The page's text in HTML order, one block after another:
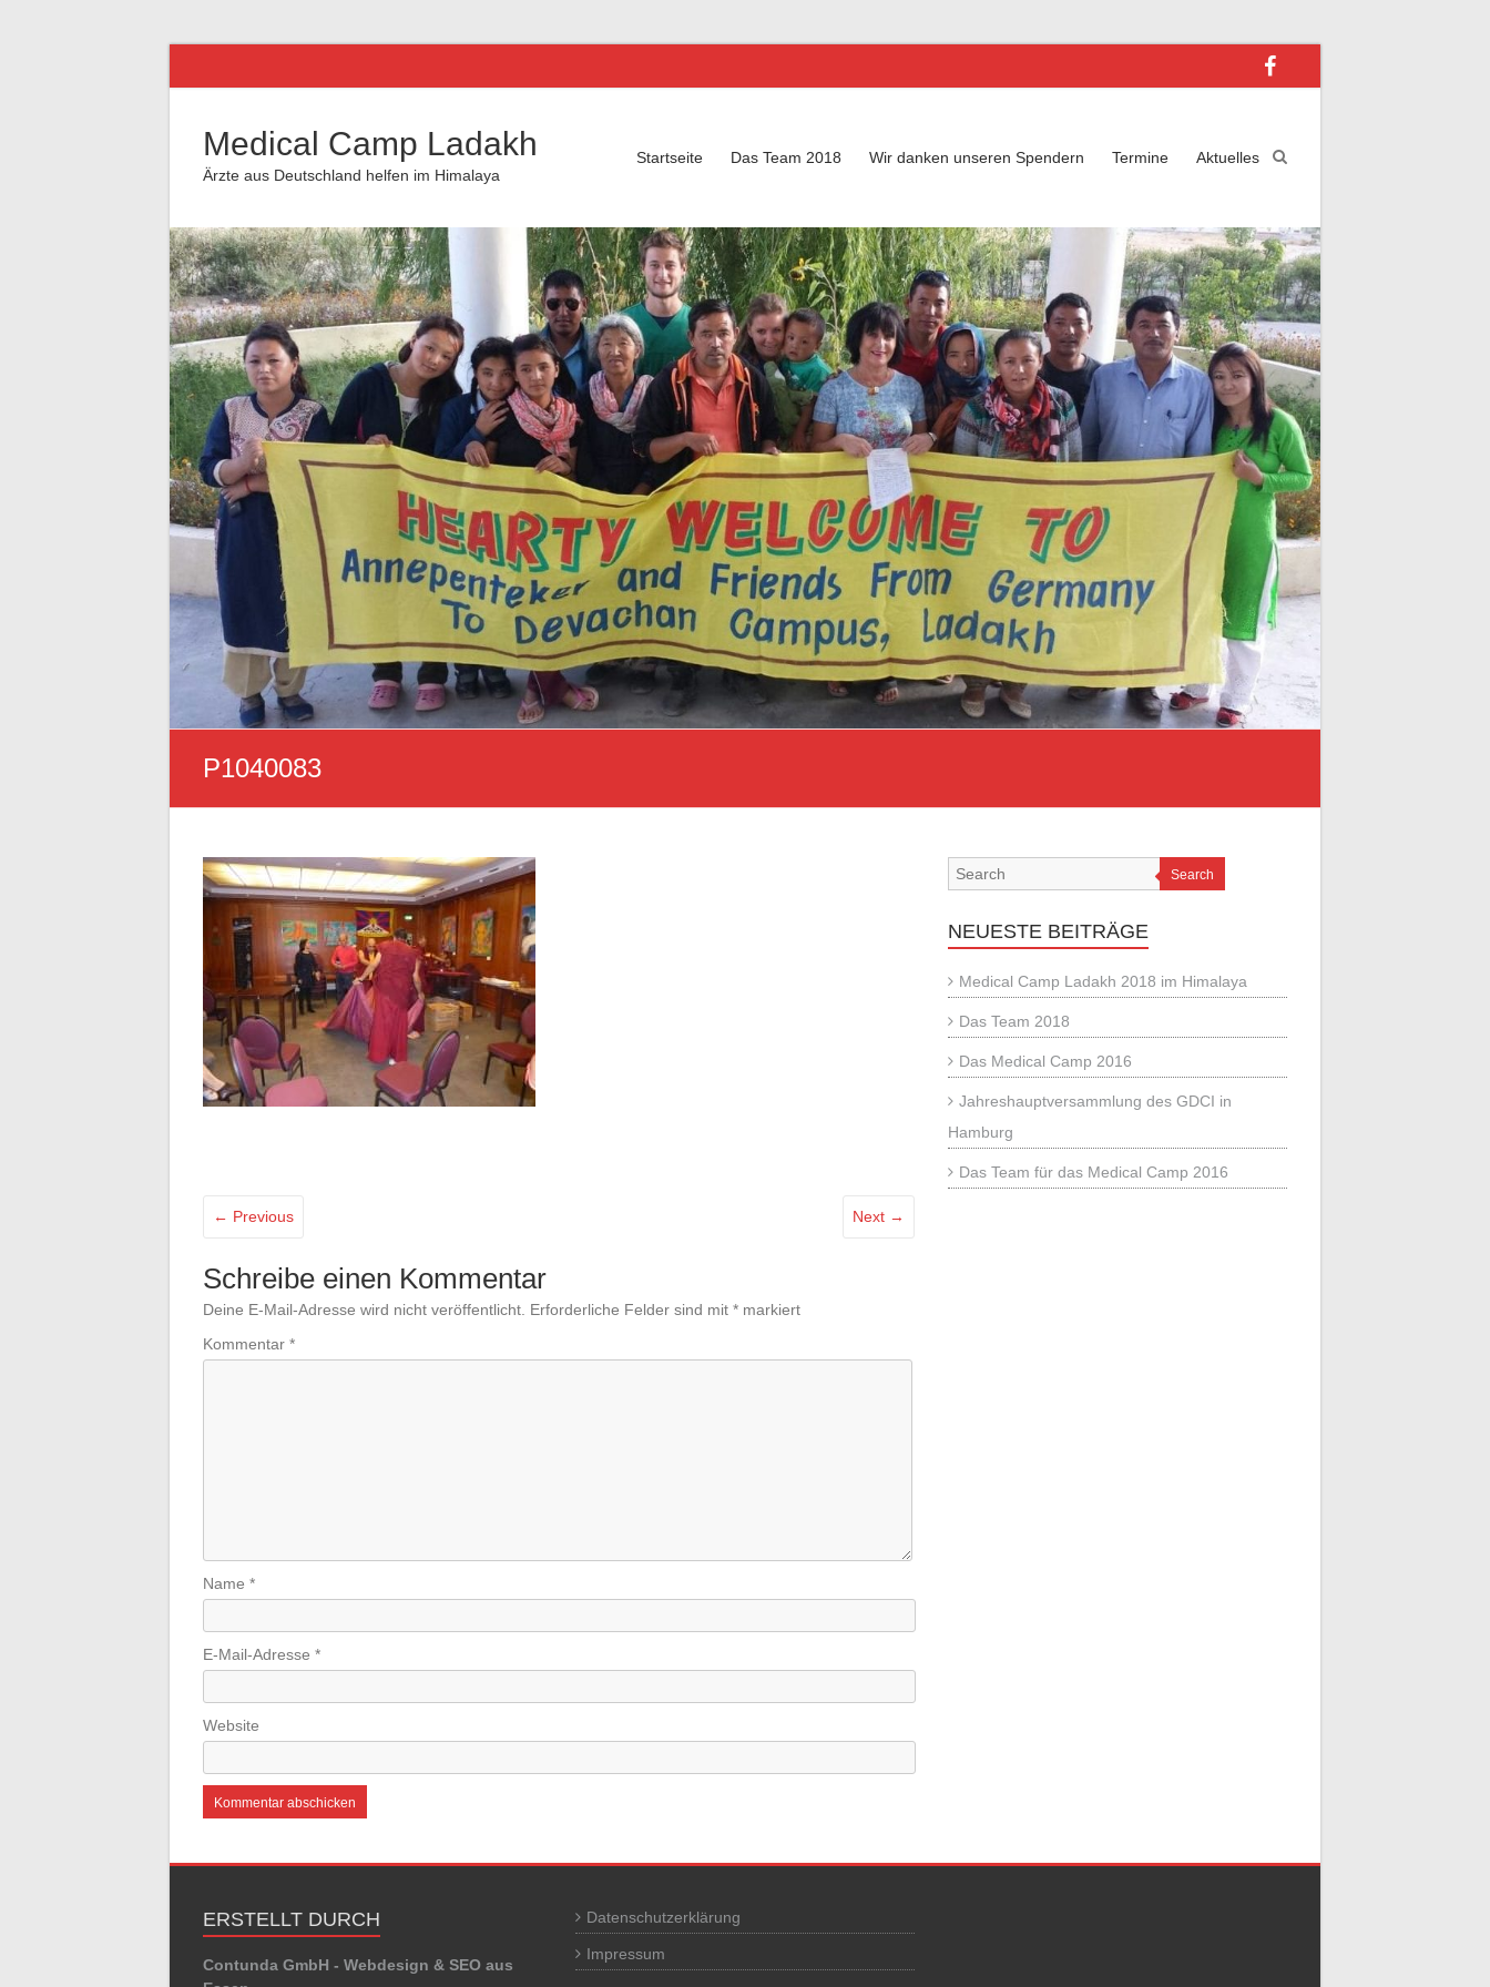
Medical Camp Ladakh
Ärzte aus Deutschland helfen im Himalaya
Startseite Das Team 2018 Wir danken unseren Spendern Termine Aktuelles
P1040083
← Previous Next →
Schreibe einen Kommentar
Deine E-Mail-Adresse wird nicht veröffentlicht. Erforderliche Felder sind mit * markiert
Kommentar *
Name *
E-Mail-Adresse *
Website
Search
NEUESTE BEITRÄGE
Medical Camp Ladakh 2018 im Himalaya
Das Team 2018
Das Medical Camp 2016
Jahreshauptversammlung des GDCI in
Hamburg
Das Team für das Medical Camp 2016
ERSTELLT DURCH
Contunda GmbH - Webdesign & SEO aus
Datenschutzerklärung
Impressum